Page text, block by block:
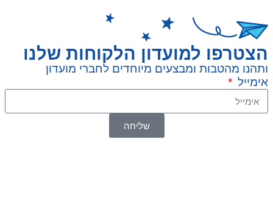
הצטרפו למועדון הלקוחות שלנו
ותהנו מהטבות ומבצעים מיוחדים לחברי מועדון
אימייל
שליחה